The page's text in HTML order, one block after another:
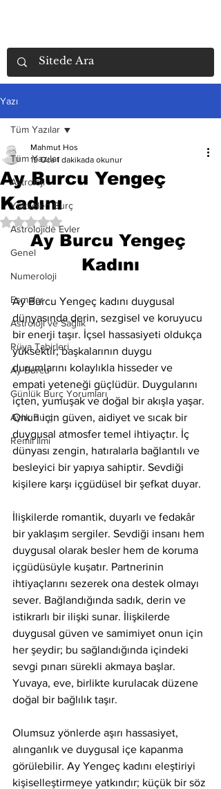
Yazı
Tüm Yazılar
Astroloji
Yükselen Burç
Astrolojide Evler
Genel
Numeroloji
Esmalar
Astroloji ve Sağlık
Rüya Tabirleri
Ay Burcu
Günlük Burç Yorumları
Aylık Burç
Remil İlmi
Tüm Yazılar
Ay Burcu Yengeç
Kadını
Mahmut Hos
19 Oca 1 dakikada okunur
5 üzerinden NaN yıldız
Ay Burcu Yengeç
Kadını
Ay Burcu Yengeç kadını duygusal
dünyasında derin, sezgisel ve koruyucu
bir enerji taşır. İçsel hassasiyeti oldukça
yüksektir; başkalarının duygu
durumlarını kolaylıkla hisseder ve
empati yeteneği güçlüdür. Duygularını
içten, yumuşak ve doğal bir akışla yaşar.
Onun için güven, aidiyet ve sıcak bir
duygusal atmosfer temel ihtiyaçtır. İç
dünyası zengin, hatıralarla bağlantılı ve
besleyici bir yapıya sahiptir. Sevdiği
kişilere karşı içgüdüsel bir şefkat duyar.
İlişkilerde romantik, duyarlı ve fedakâr
bir yaklaşım sergiler. Sevdiği insanı hem
duygusal olarak besler hem de koruma
içgüdüsüyle kuşatır. Partnerinin
ihtiyaçlarını sezerek ona destek olmayı
sever. Bağlandığında sadık, derin ve
istikrarlı bir ilişki sunar. İlişkilerde
duygusal güven ve samimiyet onun için
her şeydir; bu sağlandığında içindeki
sevgi pınarı sürekli akmaya başlar.
Yuvaya, eve, birlikte kurulacak düzene
doğal bir bağlılık taşır.
Olumsuz yönlerde aşırı hassasiyet,
alınganlık ve duygusal içe kapanma
görülebilir. Ay Yengeç kadını eleştiriyi
kişiselleştirmeye yatkındır; küçük bir söz